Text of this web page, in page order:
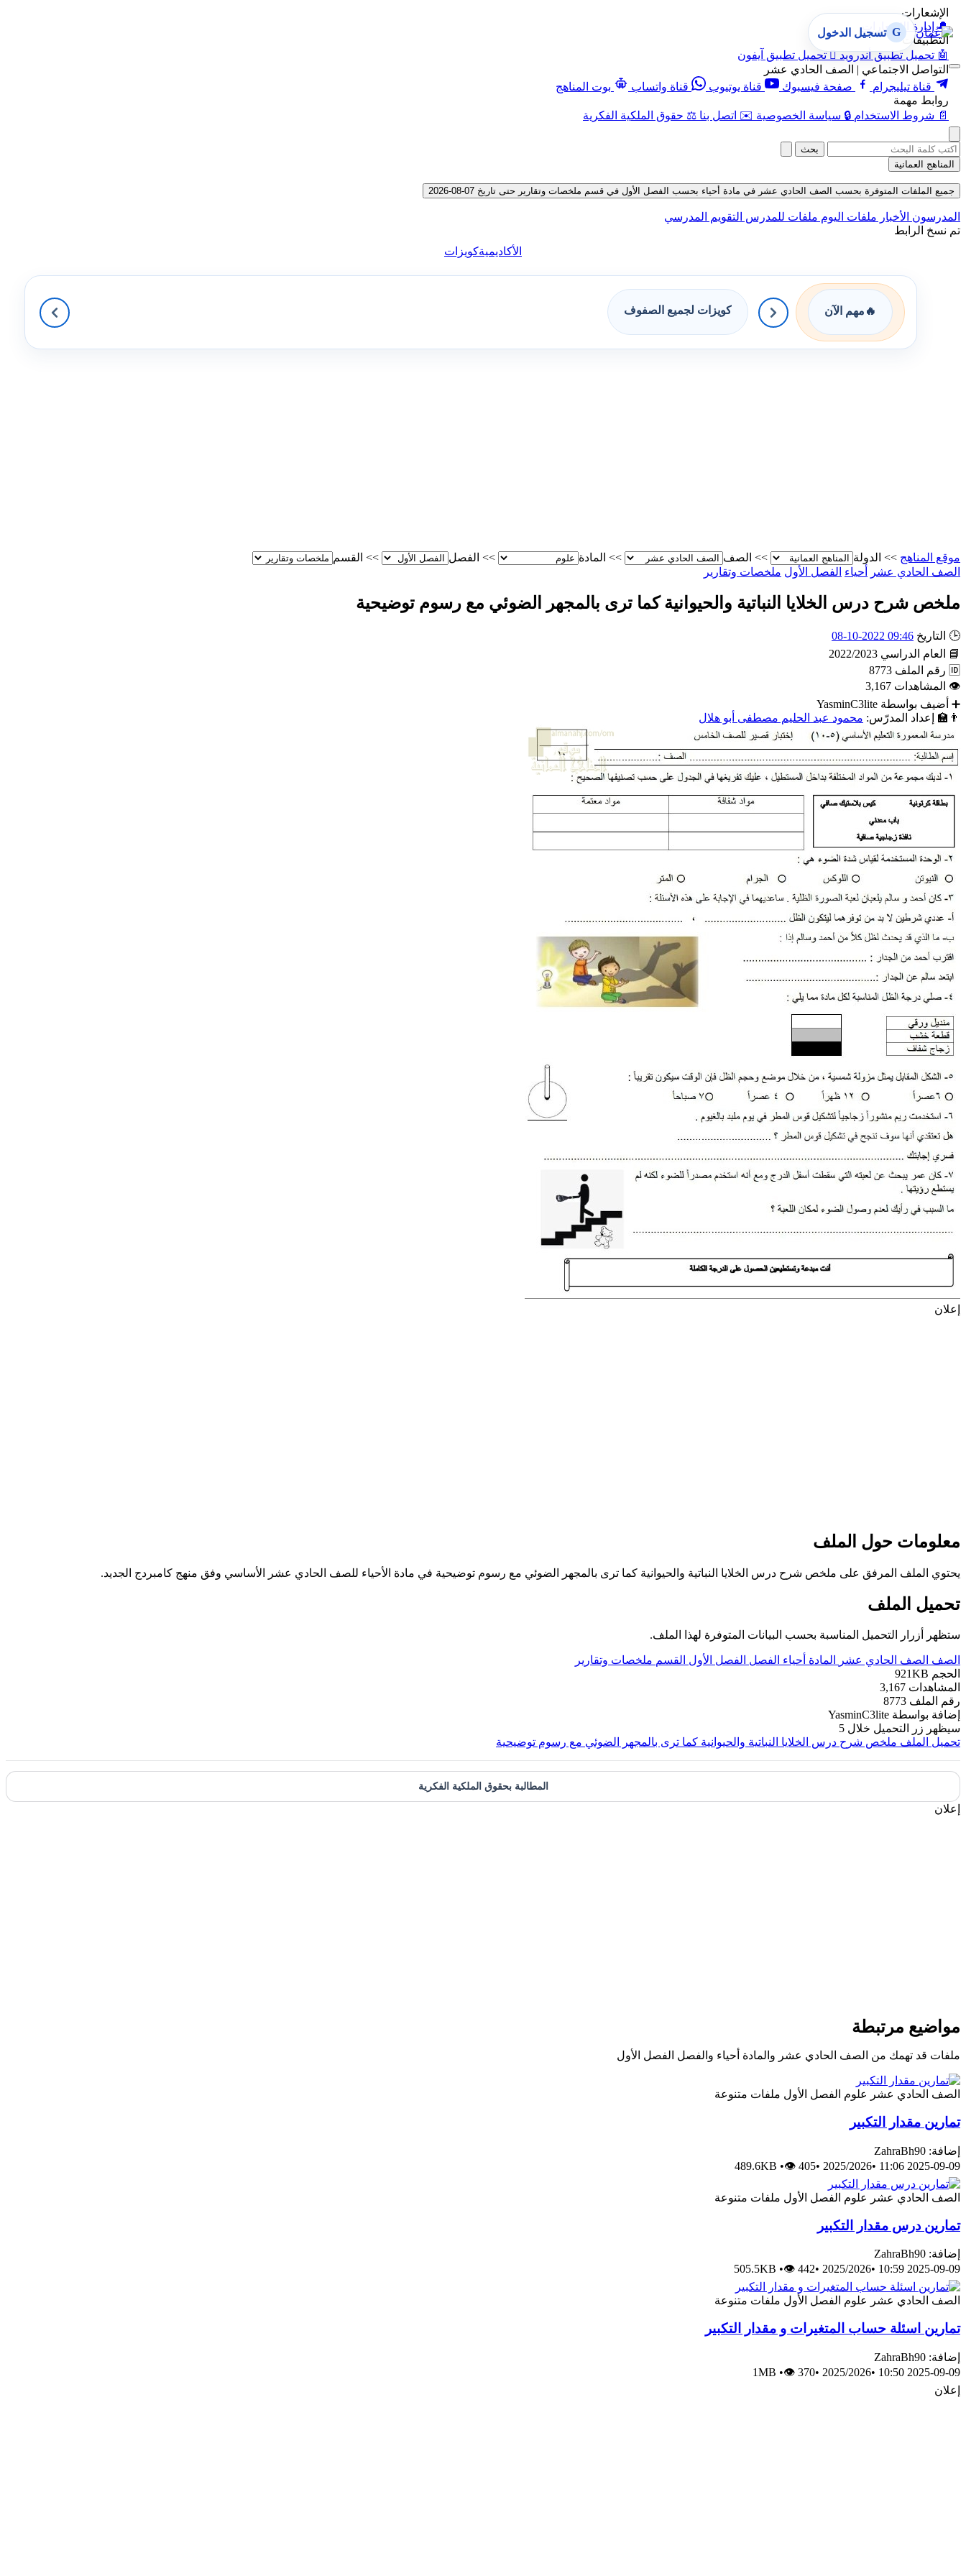
الإشعارات
🔔 إدارة الإشعارات
التطبيقات
🤖 تحميل تطبيق أندرويد  تحميل تطبيق آيفون
التواصل الاجتماعي | الصف الحادي عشر
قناة تيليجرام
صفحة فيسبوك قناة يوتيوب قناة واتساب
بوت المناهج
روابط مهمة
📄 شروط الاستخدام 🔒 سياسة الخصوصية ✉️ اتصل بنا ⚖️ حقوق الملكية الفكرية
G تسجيل الدخول
بحث
المناهج العمانية
جميع الملفات المتوفرة بحسب الصف الحادي عشر في مادة أحياء بحسب الفصل الأول في قسم ملخصات وتقارير حتى تاريخ 07-08-2026
المدرسون الأخبار ملفات اليوم ملفات للمدرس التقويم المدرسي
تم نسخ الرابط
الأكاديميةكويزات
🔥 مهم الآن كويزات لجميع الصفوف
موقع المناهج >> الدولة >> الصف >> المادة >> الفصل >> القسم
الصف الحادي عشر
أحياء الفصل الأول ملخصات وتقارير
ملخص شرح درس الخلايا النباتية والحيوانية كما ترى بالمجهر الضوئي مع رسوم توضيحية
🕒 التاريخ 09:46 2022-10-08
📘
العام الدراسي 2022/2023
🆔 رقم الملف 8773
👁 المشاهدات 3,167
➕ أضيف بواسطة YasminC3lite
👨‍🏫
إعداد المدرّس: محمود عبد الحليم مصطفى أبو هلال
إعلان
معلومات حول الملف
يحتوي الملف المرفق على ملخص شرح درس الخلايا النباتية والحيوانية كما ترى بالمجهر الضوئي مع رسوم توضيحية في مادة الأحياء للصف الحادي عشر الأساسي وفق منهج كامبردج الجديد.
تحميل الملف
ستظهر أزرار التحميل المناسبة بحسب البيانات المتوفرة لهذا الملف.
الصف الصف الحادي عشر المادة أحياء الفصل الفصل الأول القسم ملخصات وتقارير
الحجم 921KB
المشاهدات 3,167
رقم الملف 8773
إضافة بواسطة YasminC3lite
سيظهر زر التحميل خلال 5
تحميل الملف ملخص شرح درس الخلايا النباتية والحيوانية كما ترى بالمجهر الضوئي مع رسوم توضيحية
المطالبة بحقوق الملكية الفكرية
إعلان
مواضيع مرتبطة
ملفات قد تهمك من الصف الحادي عشر والمادة أحياء والفصل الفصل الأول
الصف الحادي عشر علوم الفصل الأول ملفات متنوعة
تمارين مقدار التكبير
إضافة: ZahraBh90
2025-09-09 11:06
•
2025/2026
•
489.6KB •👁 405
الصف الحادي عشر علوم الفصل الأول ملفات متنوعة
تمارين درس مقدار التكبير
إضافة: ZahraBh90
2025-09-09 10:59
•
2025/2026
•
505.5KB •👁 442
الصف الحادي عشر علوم الفصل الأول ملفات متنوعة
تمارين اسئلة حساب المتغيرات و مقدار التكبير
إضافة: ZahraBh90
2025-09-09 10:50
•
2025/2026
•
1MB •👁 370
إعلان